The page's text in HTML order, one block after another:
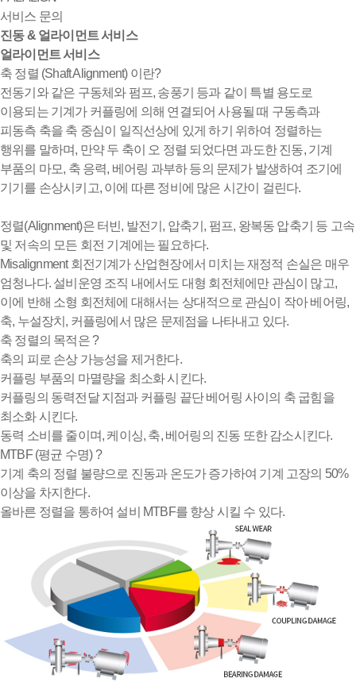
서비스 문의
진동 & 얼라이먼트 서비스
얼라이먼트 서비스
축 정렬 (Shaft Alignment) 이란?
전동기와 같은 구동체와 펌프, 송풍기 등과 같이 특별 용도로
이용되는 기계가 커플링에 의해 연결되어 사용될 때 구동측과
피동측 축을 축 중심이 일직선상에 있게 하기 위하여 정렬하는
행위를 말하며, 만약 두 축이 오 정렬 되었다면 과도한 진동, 기계
부품의 마모, 축 응력, 베어링 과부하 등의 문제가 발생하여 조기에
기기를 손상시키고, 이에 따른 정비에 많은 시간이 걸린다.
정렬(Alignment)은 터빈, 발전기, 압축기, 펌프, 왕복동 압축기 등 고속
및 저속의 모든 회전 기계에는 필요하다.
Misalignment 회전기계가 산업현장에서 미치는 재정적 손실은 매우
엄청나다. 설비운영 조직 내에서도 대형 회전체에만 관심이 많고,
이에 반해 소형 회전체에 대해서는 상대적으로 관심이 작아 베어링,
축, 누설장치, 커플링에서 많은 문제점을 나타내고 있다.
축 정렬의 목적은 ?
축의 피로 손상 가능성을 제거한다.
커플링 부품의 마멸량을 최소화 시킨다.
커플링의 동력전달 지점과 커플링 끝단 베어링 사이의 축 굽힘을
최소화 시킨다.
동력 소비를 줄이며, 케이싱, 축, 베어링의 진동 또한 감소시킨다.
MTBF (평균 수명) ?
기계 축의 정렬 불량으로 진동과 온도가 증가하여 기계 고장의 50%
이상을 차지한다.
올바른 정렬을 통하여 설비 MTBF를 향상 시킬 수 있다.